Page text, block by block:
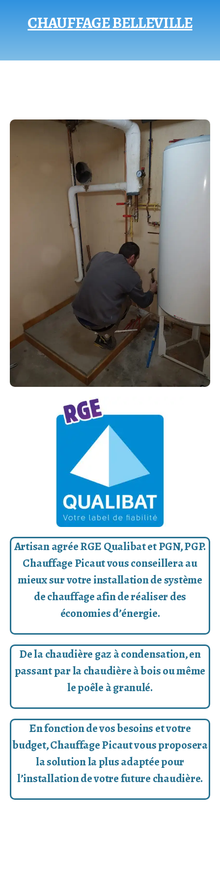
CHAUFFAGE BELLEVILLE
Artisan agrée RGE Qualibat et PGN, PGP.
Chauffage Picaut vous conseillera au
mieux sur votre installation de système
de chauffage afin de réaliser des
économies d’énergie.
De la chaudière gaz à condensation, en
passant par la chaudière à bois ou même
le poêle à granulé.
En fonction de vos besoins et votre
budget, Chauffage Picaut vous proposera
la solution la plus adaptée pour
l’installation de votre future chaudière.